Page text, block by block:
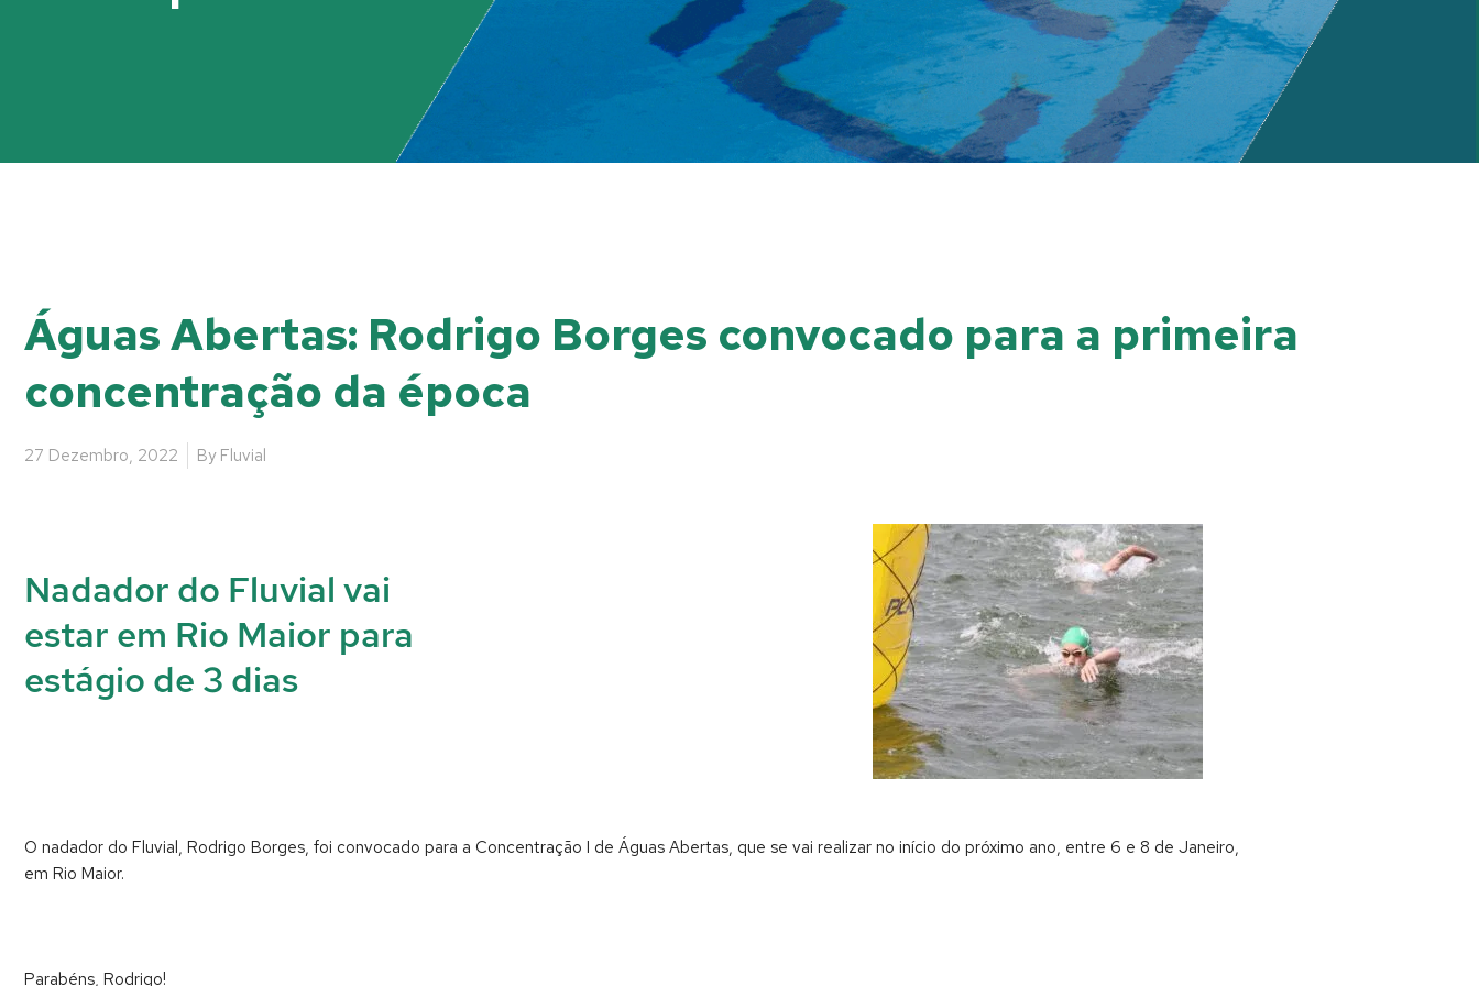
Águas Abertas: Rodrigo Borges convocado para a primeira
concentração da época
27 Dezembro, 2022 By Fluvial
Nadador do Fluvial vai
estar em Rio Maior para
estágio de 3 dias
O nadador do Fluvial, Rodrigo Borges, foi convocado para a Concentração I de Águas Abertas, que se vai realizar no início do próximo ano, entre 6 e 8 de Janeiro,
em Rio Maior.
Parabéns, Rodrigo!